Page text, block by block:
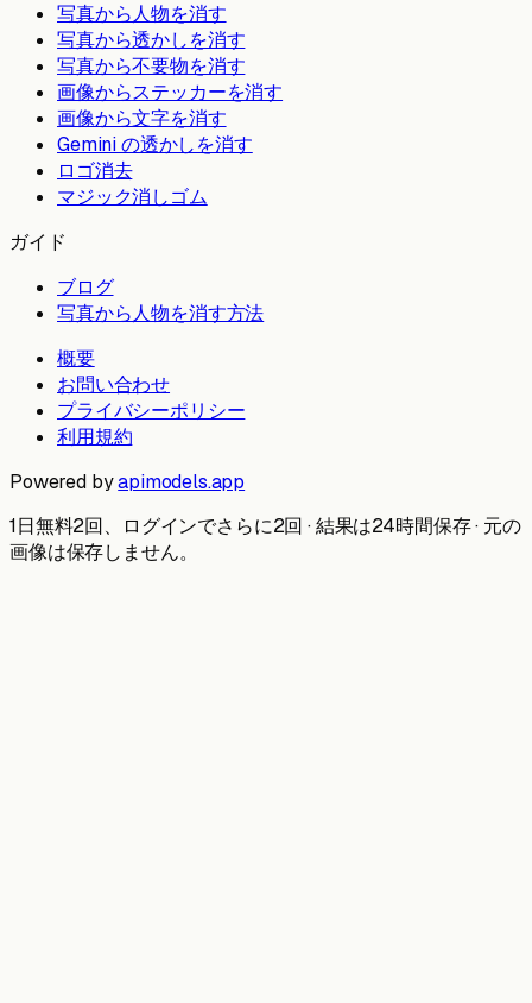
写真から人物を消す
写真から透かしを消す
写真から不要物を消す
画像からステッカーを消す
画像から文字を消す
Gemini の透かしを消す
ロゴ消去
マジック消しゴム
ガイド
ブログ
写真から人物を消す方法
概要
お問い合わせ
プライバシーポリシー
利用規約
Powered byapimodels.app
1日無料2回、ログインでさらに2回 · 結果は24時間保存 · 元の
画像は保存しません。